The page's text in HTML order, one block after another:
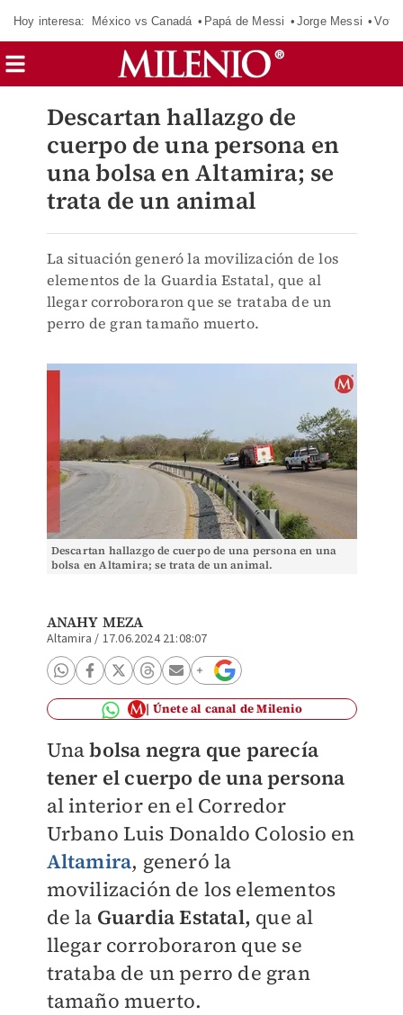
Hoy interesa: México vs Canadá Papá de Messi Jorge Messi
Descartan hallazgo de
cuerpo de una persona en
una bolsa en Altamira; se
trata de un animal
La situación generó la movilización de los
elementos de la Guardia Estatal, que al
llegar corroboraron que se trataba de un
perro de gran tamaño muerto.
Descartan hallazgo de cuerpo de una persona en una
bolsa en Altamira; se trata de un animal.
ANAHY MEZA
Altamira / 17.06.2024 21:08:07
Únete al canal de Milenio
Unabolsa negra que parecía
tener el cuerpo de una persona
al interior en el Corredor
Urbano Luis Donaldo Colosio en
Altamira, generó la
movilización de los elementos
de la Guardia Estatal, que al
llegar corroboraron que se
trataba de un perro de gran
tamaño muerto.